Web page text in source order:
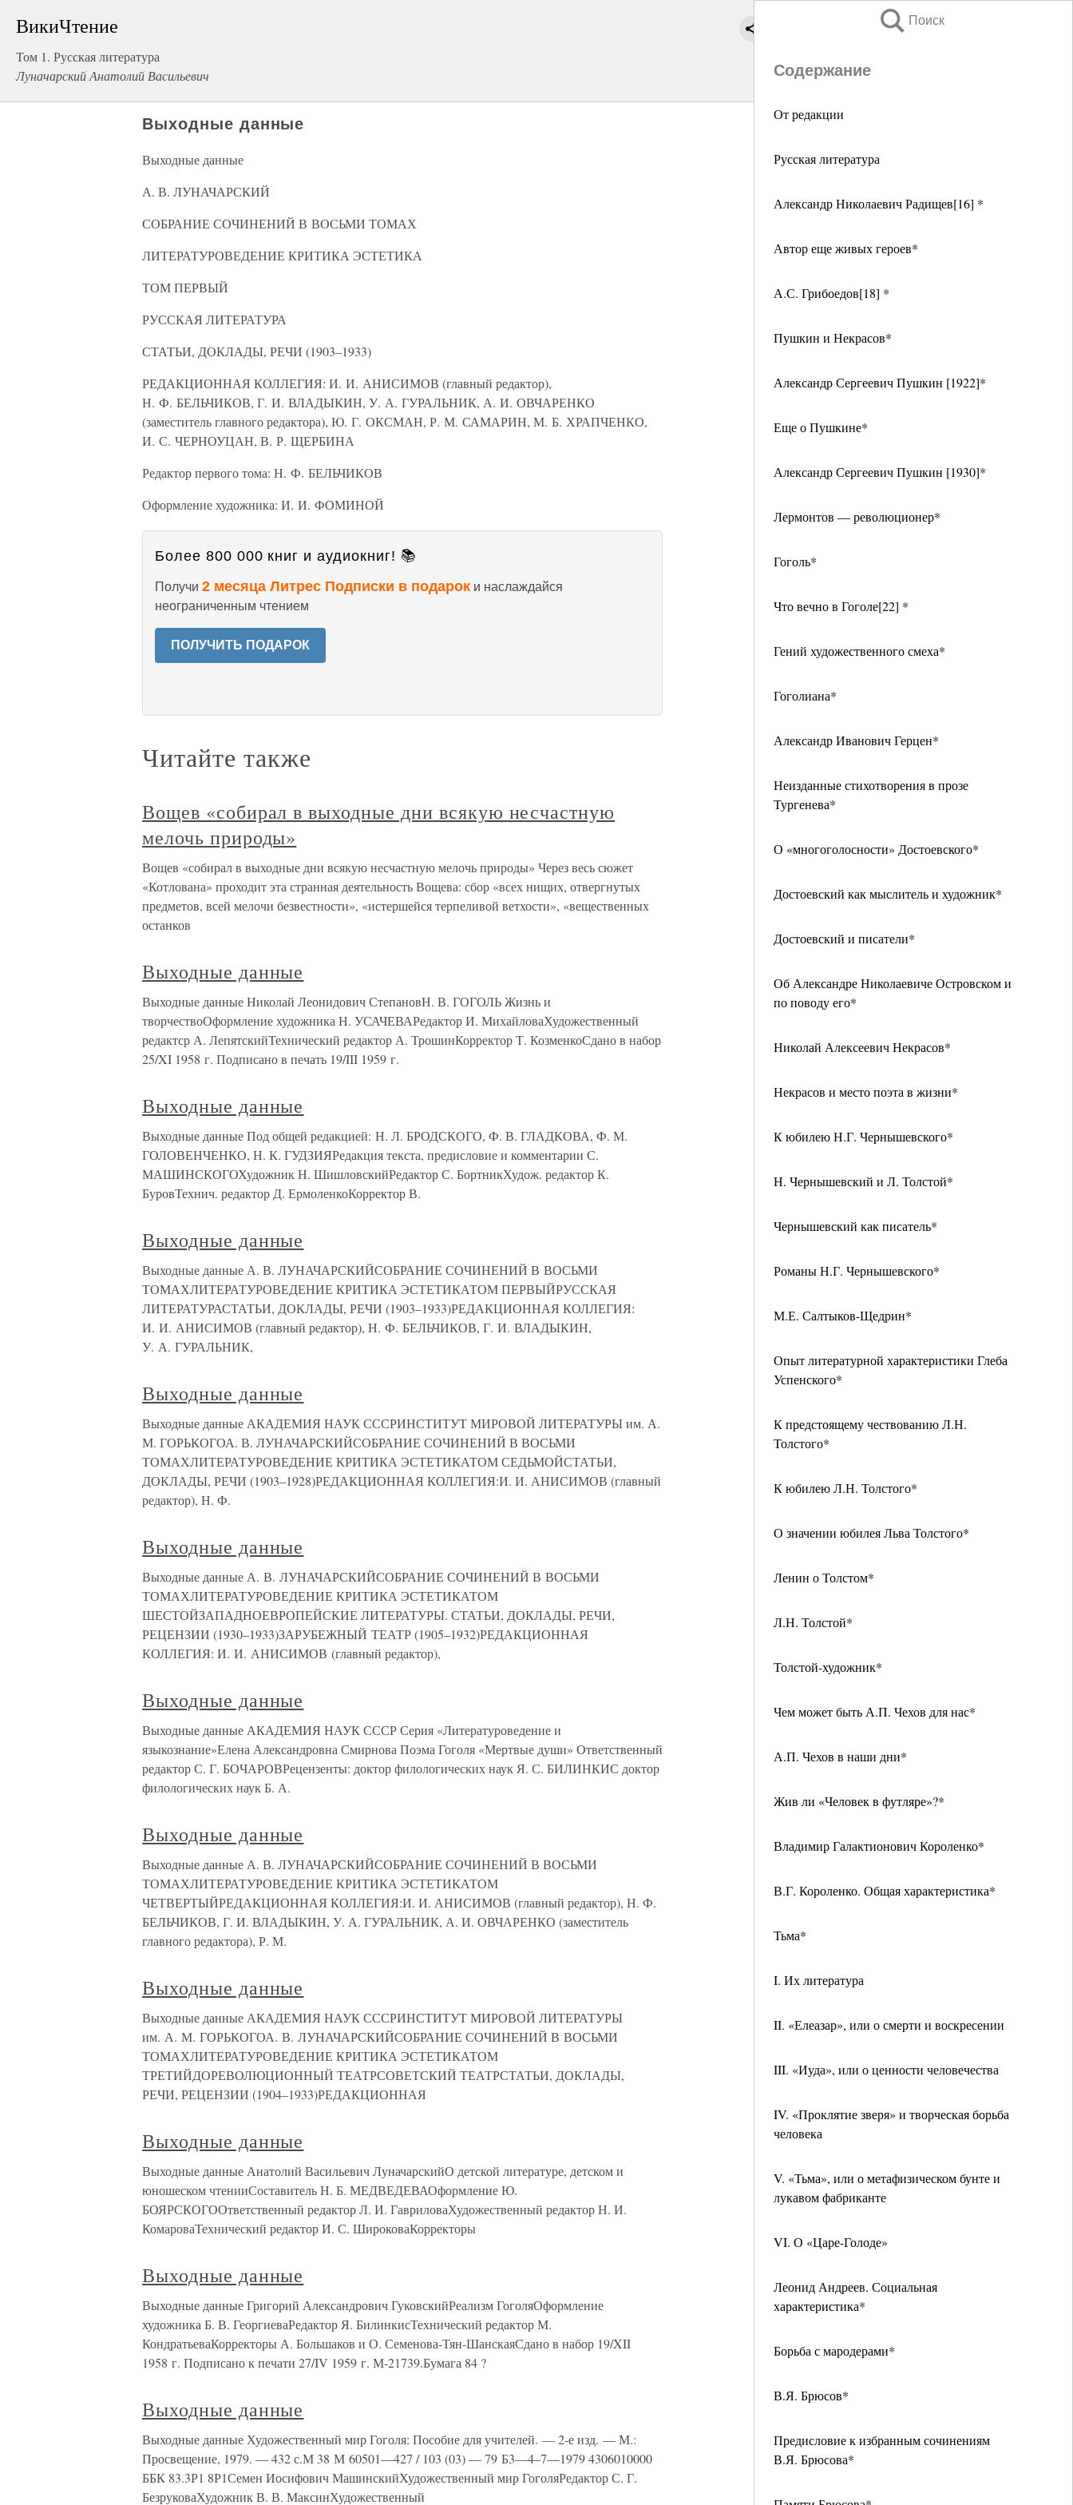
ВикиЧтение
Том 1. Русская литература
Луначарский Анатолий Васильевич
Поиск
Содержание
От редакции
Русская литература
Александр Николаевич Радищев[16] *
Автор еще живых героев*
А.С. Грибоедов[18] *
Пушкин и Некрасов*
Александр Сергеевич Пушкин [1922]*
Еще о Пушкине*
Александр Сергеевич Пушкин [1930]*
Лермонтов — революционер*
Гоголь*
Что вечно в Гоголе[22] *
Гений художественного смеха*
Гоголиана*
Александр Иванович Герцен*
Неизданные стихотворения в прозе
Тургенева*
О «многоголосности» Достоевского*
Достоевский как мыслитель и художник*
Достоевский и писатели*
Об Александре Николаевиче Островском и
по поводу его*
Николай Алексеевич Некрасов*
Некрасов и место поэта в жизни*
К юбилею Н.Г. Чернышевского*
Н. Чернышевский и Л. Толстой*
Чернышевский как писатель*
Романы Н.Г. Чернышевского*
М.Е. Салтыков-Щедрин*
Опыт литературной характеристики Глеба
Успенского*
К предстоящему чествованию Л.Н.
Толстого*
К юбилею Л.Н. Толстого*
О значении юбилея Льва Толстого*
Ленин о Толстом*
Л.Н. Толстой*
Толстой-художник*
Чем может быть А.П. Чехов для нас*
А.П. Чехов в наши дни*
Жив ли «Человек в футляре»?*
Владимир Галактионович Короленко*
В.Г. Короленко. Общая характеристика*
Тьма*
I. Их литература
II. «Елеазар», или о смерти и воскресении
III. «Иуда», или о ценности человечества
IV. «Проклятие зверя» и творческая борьба
человека
V. «Тьма», или о метафизическом бунте и
лукавом фабриканте
VI. О «Царе-Голоде»
Леонид Андреев. Социальная
характеристика*
Борьба с мародерами*
В.Я. Брюсов*
Предисловие к избранным сочинениям
В.Я. Брюсова*
Выходные данные
Выходные данные
А. В. ЛУНАЧАРСКИЙ
СОБРАНИЕ СОЧИНЕНИЙ В ВОСЬМИ ТОМАХ
ЛИТЕРАТУРОВЕДЕНИЕ КРИТИКА ЭСТЕТИКА
ТОМ ПЕРВЫЙ
РУССКАЯ ЛИТЕРАТУРА
СТАТЬИ, ДОКЛАДЫ, РЕЧИ (1903–1933)
РЕДАКЦИОННАЯ КОЛЛЕГИЯ: И. И. АНИСИМОВ (главный редактор),
Н. Ф. БЕЛЬЧИКОВ, Г. И. ВЛАДЫКИН, У. А. ГУРАЛЬНИК, А. И. ОВЧАРЕНКО
(заместитель главного редактора), Ю. Г. ОКСМАН, Р. М. САМАРИН, М. Б. ХРАПЧЕНКО,
И. С. ЧЕРНОУЦАН, В. Р. ЩЕРБИНА
Редактор первого тома: Н. Ф. БЕЛЬЧИКОВ
Оформление художника: И. И. ФОМИНОЙ
Более 800 000 книг и аудиокниг! 📚
Получи 2 месяца Литрес Подписки в подарок и наслаждайся
неограниченным чтением
ПОЛУЧИТЬ ПОДАРОК
Читайте также
Вощев «собирал в выходные дни всякую несчастную
мелочь природы»
Вощев «собирал в выходные дни всякую несчастную мелочь природы» Через весь сюжет
«Котлована» проходит эта странная деятельность Вощева: сбор «всех нищих, отвергнутых
предметов, всей мелочи безвестности», «истершейся терпеливой ветхости», «вещественных
останков
Выходные данные
Выходные данные Николай Леонидович СтепановН. В. ГОГОЛЬ Жизнь и
творчествоОформление художника Н. УСАЧЕВАРедактор И. МихайловаХудожественный
редактср А. ЛепятскийТехнический редактор А. ТрошинКорректор Т. КозменкоСдано в набор
25/XI 1958 г. Подписано в печать 19/III 1959 г.
Выходные данные
Выходные данные Под общей редакцией: Н. Л. БРОДСКОГО, Ф. В. ГЛАДКОВА, Ф. М.
ГОЛОВЕНЧЕНКО, Н. К. ГУДЗИЯРедакция текста, предисловие и комментарии С.
МАШИНСКОГОХудожник Н. ШишловскийРедактор С. БортникХудож. редактор К.
БуровТехнич. редактор Д. ЕрмоленкоКорректор В.
Выходные данные
Выходные данные А. В. ЛУНАЧАРСКИЙСОБРАНИЕ СОЧИНЕНИЙ В ВОСЬМИ
ТОМАХЛИТЕРАТУРОВЕДЕНИЕ КРИТИКА ЭСТЕТИКАТОМ ПЕРВЫЙРУССКАЯ
ЛИТЕРАТУРАСТАТЬИ, ДОКЛАДЫ, РЕЧИ (1903–1933)РЕДАКЦИОННАЯ КОЛЛЕГИЯ:
И. И. АНИСИМОВ (главный редактор), Н. Ф. БЕЛЬЧИКОВ, Г. И. ВЛАДЫКИН,
У. А. ГУРАЛЬНИК,
Выходные данные
Выходные данные АКАДЕМИЯ НАУК СССРИНСТИТУТ МИРОВОЙ ЛИТЕРАТУРЫ им. А.
М. ГОРЬКОГОА. В. ЛУНАЧАРСКИЙСОБРАНИЕ СОЧИНЕНИЙ В ВОСЬМИ
ТОМАХЛИТЕРАТУРОВЕДЕНИЕ КРИТИКА ЭСТЕТИКАТОМ СЕДЬМОЙСТАТЬИ,
ДОКЛАДЫ, РЕЧИ (1903–1928)РЕДАКЦИОННАЯ КОЛЛЕГИЯ:И. И. АНИСИМОВ (главный
редактор), Н. Ф.
Выходные данные
Выходные данные А. В. ЛУНАЧАРСКИЙСОБРАНИЕ СОЧИНЕНИЙ В ВОСЬМИ
ТОМАХЛИТЕРАТУРОВЕДЕНИЕ КРИТИКА ЭСТЕТИКАТОМ
ШЕСТОЙЗАПАДНОЕВРОПЕЙСКИЕ ЛИТЕРАТУРЫ. СТАТЬИ, ДОКЛАДЫ, РЕЧИ,
РЕЦЕНЗИИ (1930–1933)ЗАРУБЕЖНЫЙ ТЕАТР (1905–1932)РЕДАКЦИОННАЯ
КОЛЛЕГИЯ: И. И. АНИСИМОВ (главный редактор),
Выходные данные
Выходные данные АКАДЕМИЯ НАУК СССР Серия «Литературоведение и
языкознание»Елена Александровна Смирнова Поэма Гоголя «Мертвые души» Ответственный
редактор С. Г. БОЧАРОВРецензенты: доктор филологических наук Я. С. БИЛИНКИС доктор
филологических наук Б. А.
Выходные данные
Выходные данные А. В. ЛУНАЧАРСКИЙСОБРАНИЕ СОЧИНЕНИЙ В ВОСЬМИ
ТОМАХЛИТЕРАТУРОВЕДЕНИЕ КРИТИКА ЭСТЕТИКАТОМ
ЧЕТВЕРТЫЙРЕДАКЦИОННАЯ КОЛЛЕГИЯ:И. И. АНИСИМОВ (главный редактор), Н. Ф.
БЕЛЬЧИКОВ, Г. И. ВЛАДЫКИН, У. А. ГУРАЛЬНИК, А. И. ОВЧАРЕНКО (заместитель
главного редактора), Р. М.
Выходные данные
Выходные данные АКАДЕМИЯ НАУК СССРИНСТИТУТ МИРОВОЙ ЛИТЕРАТУРЫ
им. А. М. ГОРЬКОГОА. В. ЛУНАЧАРСКИЙСОБРАНИЕ СОЧИНЕНИЙ В ВОСЬМИ
ТОМАХЛИТЕРАТУРОВЕДЕНИЕ КРИТИКА ЭСТЕТИКАТОМ
ТРЕТИЙДОРЕВОЛЮЦИОННЫЙ ТЕАТРСОВЕТСКИЙ ТЕАТРСТАТЬИ, ДОКЛАДЫ,
РЕЧИ, РЕЦЕНЗИИ (1904–1933)РЕДАКЦИОННАЯ
Выходные данные
Выходные данные Анатолий Васильевич ЛуначарскийО детской литературе, детском и
юношеском чтенииСоставитель Н. Б. МЕДВЕДЕВАОформление Ю.
БОЯРСКОГООтветственный редактор Л. И. ГавриловаХудожественный редактор Н. И.
КомароваТехнический редактор И. С. ШироковаКорректоры
Выходные данные
Выходные данные Григорий Александрович ГуковскийРеализм ГоголяОформление
художника Б. В. ГеоргиеваРедактор Я. БилинкисТехнический редактор М.
КондратьеваКорректоры А. Большаков и О. Семенова-Тян-ШанскаяСдано в набор 19/XII
1958 г. Подписано к печати 27/IV 1959 г. М-21739.Бумага 84 ?
Выходные данные
Выходные данные Художественный мир Гоголя: Пособие для учителей. — 2-е изд. — М.:
Просвещение, 1979. — 432 с.М 38 М 60501—427 / 103 (03) — 79 Б3—4–7—1979 4306010000
ББК 83.3Р1 8Р1Семен Иосифович МашинскийХудожественный мир ГоголяРедактор С. Г.
БезруковаХудожник В. В. МаксинХудожественный